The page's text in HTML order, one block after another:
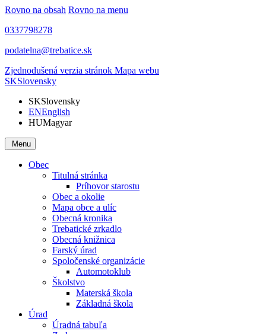
Rovno na obsah Rovno na menu
0337798278
podatelna@trebatice.sk
Zjednodušená verzia stránok Mapa webu
SKSlovensky
SKSlovensky
ENEnglish
HUMagyar
Menu
Obec
Titulná stránka
Príhovor starostu
Obec a okolie
Mapa obce a ulíc
Obecná kronika
Trebatické zrkadlo
Obecná knižnica
Farský úrad
Spoločenské organizácie
Automotoklub
Školstvo
Materská škola
Základná škola
Úrad
Úradná tabuľa